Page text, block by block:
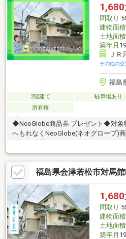
1,680
間取り
建物面積
土地面積
築年月
ＪＲ
その他の交
福島
2階建て 駐車場あり
所有権
◆NeoGlobe商品券 プレゼント◆対象
へもれなくNeoGlobe(ネオグローブ)
スタッフまでお問い合わせください
向き☆玄関2ヶ所、水回りは各階にあ
の暮らし◎・インナーガレージ付き♪2
に教育・生活利便施設が揃う住環境
境◆・小金井小学校 徒歩約12分・第
福島県会津若松市対馬
1,680
間取り
建物面積
土地面積
築年月